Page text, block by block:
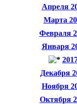
Апреля
Марта
Февраля
Января
Декабря
Ноября
Октября